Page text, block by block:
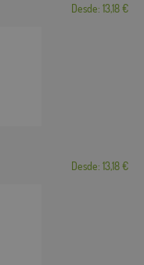
Desde: 13,18 €
Desde: 13,18 €